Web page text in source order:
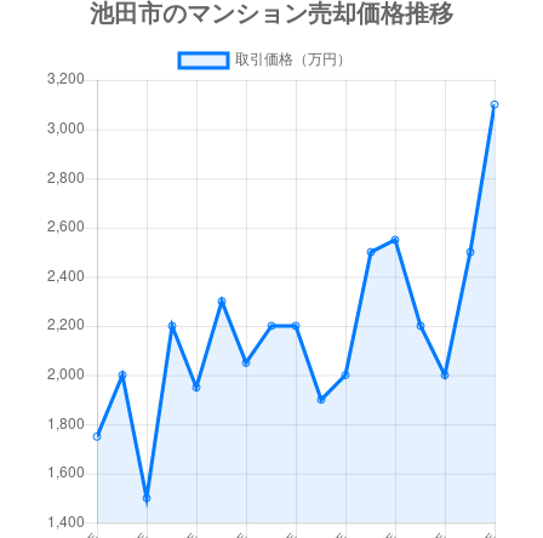
4,900万円 池田(大阪)
徒歩5分
畑
徒歩45分
八王寺
徒歩14分
八王寺
池田(大阪)
徒歩12分
鉢塚
4,100万円 石橋阪大前
徒歩11分
伏尾台
1,500万円 池田(大阪)
伏尾台
600万円 池田(大阪)
徒歩1時間